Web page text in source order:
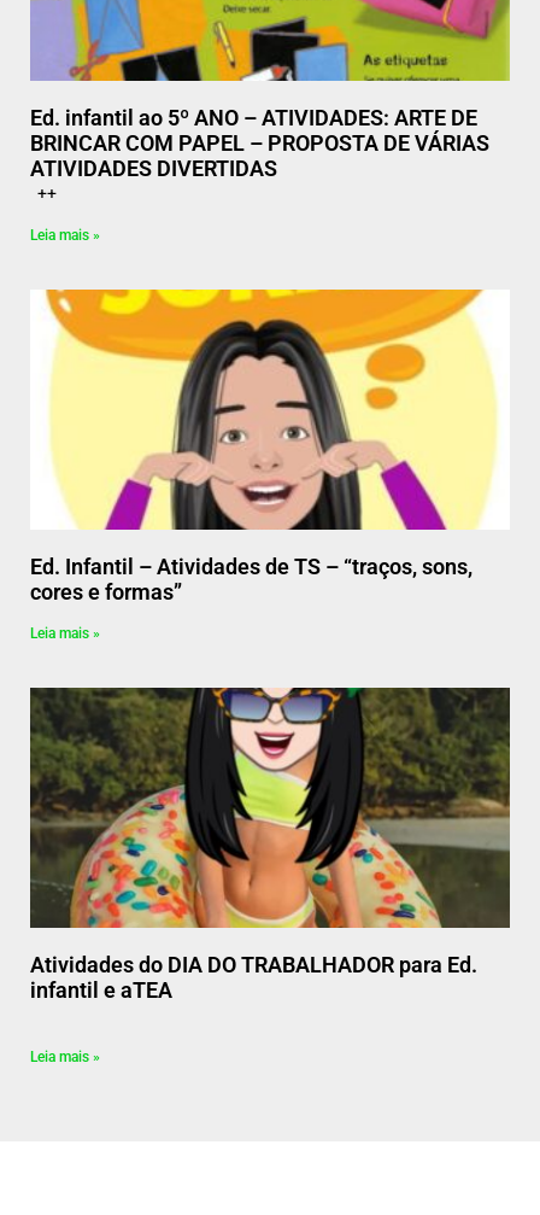
Ed. infantil ao 5º ANO – ATIVIDADES: ARTE DE
BRINCAR COM PAPEL – PROPOSTA DE VÁRIAS
ATIVIDADES DIVERTIDAS
++
Leia mais »
Ed. Infantil – Atividades de TS – “traços, sons,
cores e formas”
Leia mais »
Atividades do DIA DO TRABALHADOR para Ed.
infantil e aTEA
Leia mais »